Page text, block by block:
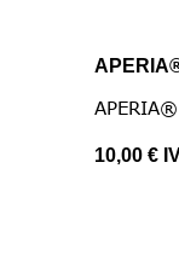
10,00 €